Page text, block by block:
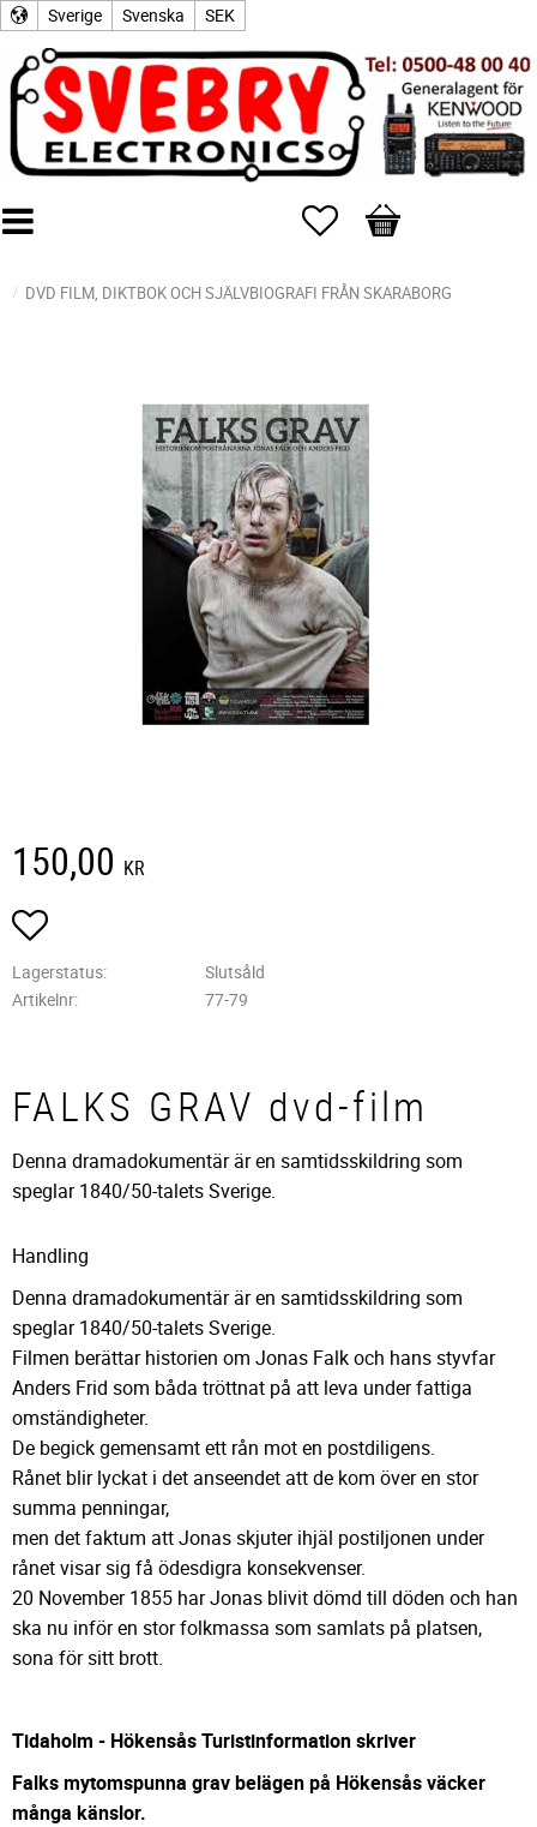
Sverige Svenska SEK
Favoriter
Kundvagn
DVD FILM, DIKTBOK OCH SJÄLVBIOGRAFI FRÅN SKARABORG
150,00 KR
Lägg till i favoriter
Lagerstatus
Slutsåld
Artikelnr
77-79
FALKS GRAV dvd-film
Denna dramadokumentär är en samtidsskildring som
speglar 1840/50-talets Sverige.
Handling
Denna dramadokumentär är en samtidsskildring som
speglar 1840/50-talets Sverige.
Filmen berättar historien om Jonas Falk och hans styvfar
Anders Frid som båda tröttnat på att leva under fattiga
omständigheter.
De begick gemensamt ett rån mot en postdiligens.
Rånet blir lyckat i det anseendet att de kom över en stor
summa penningar,
men det faktum att Jonas skjuter ihjäl postiljonen under
rånet visar sig få ödesdigra konsekvenser.
20 November 1855 har Jonas blivit dömd till döden och han
ska nu inför en stor folkmassa som samlats på platsen,
sona för sitt brott.
Tidaholm - Hökensås Turistinformation skriver
Falks mytomspunna grav belägen på Hökensås väcker
många känslor.